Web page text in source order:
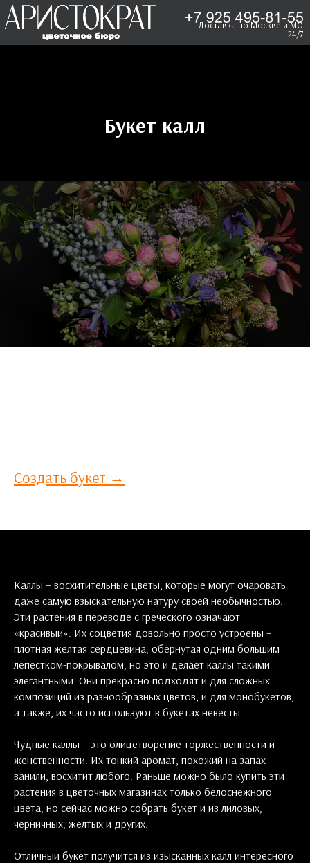
Доставка по Москве и МО
24/7
Букет калл
Создать букет →
Каллы – восхитительные цветы, которые могут очаровать
даже самую взыскательную натуру своей необычностью.
Эти растения в переводе с греческого означают
«красивый». Их соцветия довольно просто устроены –
плотная желтая сердцевина, обернутая одним большим
лепестком-покрывалом, но это и делает каллы такими
элегантными. Они прекрасно подходят и для сложных
композиций из разнообразных цветов, и для монобукетов,
а также, их часто используют в букетах невесты.
Чудные каллы – это олицетворение торжественности и
женственности. Их тонкий аромат, похожий на запах
ванили, восхитит любого. Раньше можно было купить эти
растения в цветочных магазинах только белоснежного
цвета, но сейчас можно собрать букет и из лиловых,
черничных, желтых и других.
Отличный букет получится из изысканных калл интересного